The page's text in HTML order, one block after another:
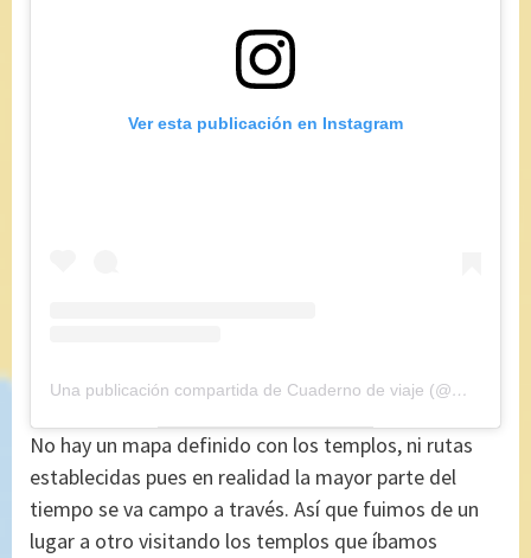
Ver esta publicación en Instagram
Una publicación compartida de Cuaderno de viaje (@maryajosess)
No hay un mapa definido con los templos, ni rutas
establecidas pues en realidad la mayor parte del
tiempo se va campo a través. Así que fuimos de un
lugar a otro visitando los templos que íbamos